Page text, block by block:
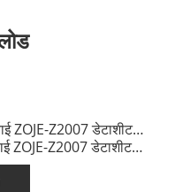
ZOJE-Z2007 डेटाशीट
ZOJE-Z2007 डेटाशीट